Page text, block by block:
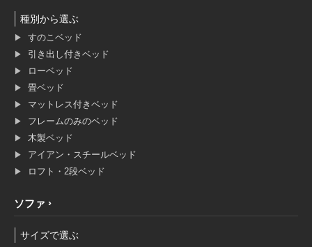
種別から選ぶ
すのこベッド
引き出し付きベッド
ローベッド
畳ベッド
マットレス付きベッド
フレームのみのベッド
木製ベッド
アイアン・スチールベッド
ロフト・2段ベッド
ソファ
サイズで選ぶ